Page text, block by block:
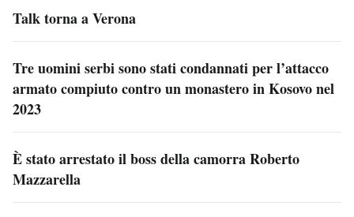
Talk torna a Verona
Tre uomini serbi sono stati condannati per l’attacco
armato compiuto contro un monastero in Kosovo nel
2023
È stato arrestato il boss della camorra Roberto
Mazzarella